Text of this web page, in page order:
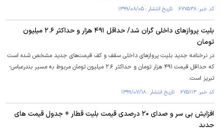
کد خبر: ۶۷۷۵۳۸ تاریخ انتشار : ۱۳۹۹/۰۸/۰۵
بلیت پروازهای داخلی گران شد/ حداقل ۴۹۱ هزار و حداکثر ۲.۶ میلیون
تومان
در نرخنامه جدید بلیت پروازهای داخلی سقف و کف قیمت‌های جدید مشخص شده است
که حداقل قیمت ۴۹۱ هزار تومان و حداکثر ۲.۶ میلیون تومان مربوط به مسیر بندرعباس-
تبریز است.
کد خبر: ۶۷۵۱۱۳ تاریخ انتشار : ۱۳۹۹/۰۷/۱۸
افزایش بی سر و صدای ۲۰ درصدی قیمت بلیت قطار + جدول قیمت های
جدید